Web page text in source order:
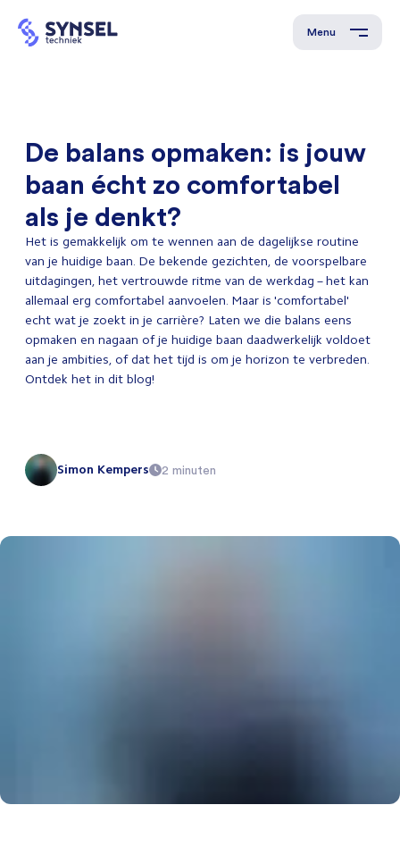
Menu
De balans opmaken: is jouw
baan écht zo comfortabel
als je denkt?
Het is gemakkelijk om te wennen aan de dagelijkse routine
van je huidige baan. De bekende gezichten, de voorspelbare
uitdagingen, het vertrouwde ritme van de werkdag – het kan
allemaal erg comfortabel aanvoelen. Maar is 'comfortabel'
echt wat je zoekt in je carrière? Laten we die balans eens
opmaken en nagaan of je huidige baan daadwerkelijk voldoet
aan je ambities, of dat het tijd is om je horizon te verbreden.
Ontdek het in dit blog!
Simon Kempers 2 minuten